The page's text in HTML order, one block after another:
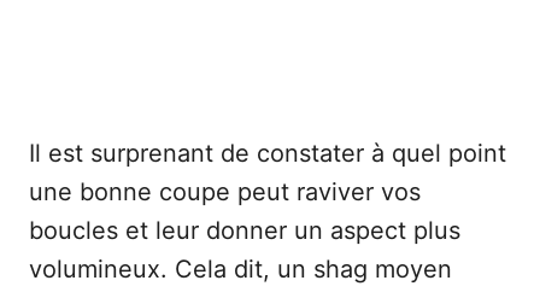
Il est surprenant de constater à quel point
une bonne coupe peut raviver vos
boucles et leur donner un aspect plus
volumineux. Cela dit, un shag moyen